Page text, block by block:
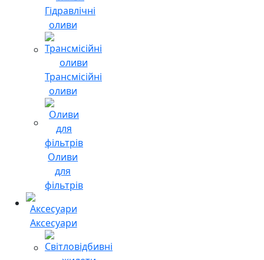
Гідравлічні
оливи
Трансмісійні
оливи
Оливи
для
фільтрів
Аксесуари